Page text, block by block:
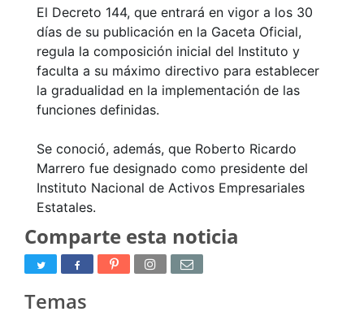
El Decreto 144, que entrará en vigor a los 30
días de su publicación en la Gaceta Oficial,
regula la composición inicial del Instituto y
faculta a su máximo directivo para establecer
la gradualidad en la implementación de las
funciones definidas.
Se conoció, además, que Roberto Ricardo
Marrero fue designado como presidente del
Instituto Nacional de Activos Empresariales
Estatales.
Comparte esta noticia
Temas